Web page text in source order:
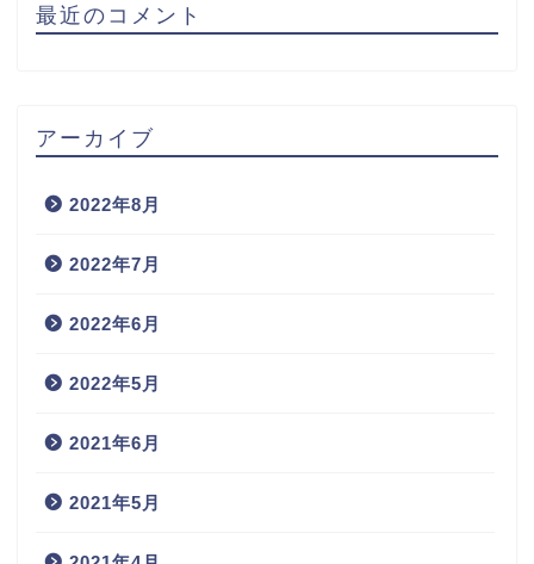
最近のコメント
アーカイブ
2022年8月
2022年7月
2022年6月
2022年5月
2021年6月
2021年5月